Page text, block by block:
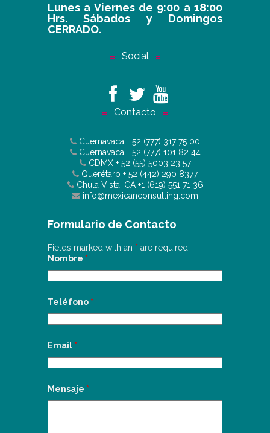
Lunes a Viernes de 9:00 a 18:00
Hrs. Sábados y Domingos
CERRADO.
Social
Contacto
Cuernavaca + 52 (777) 317 75 00
Cuernavaca + 52 (777) 101 82 44
CDMX + 52 (55) 5003 23 57
Querétaro + 52 (442) 290 8377
Chula Vista, CA+1 (619) 551 71 36
info@mexicanconsulting.com
Formulario de Contacto
Fields marked with an * are required
Nombre *
Teléfono *
Email *
Mensaje *